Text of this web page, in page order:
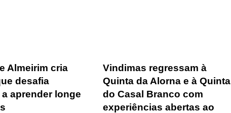
Almeirim cria
desafia
aprender longe
Vindimas regressam à
Quinta da Alorna e à Quinta
do Casal Branco com
experiências abertas ao